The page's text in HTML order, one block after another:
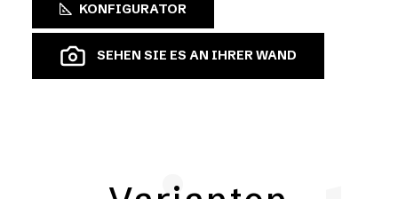
KONFIGURATOR
SEHEN SIE ES AN IHRER WAND